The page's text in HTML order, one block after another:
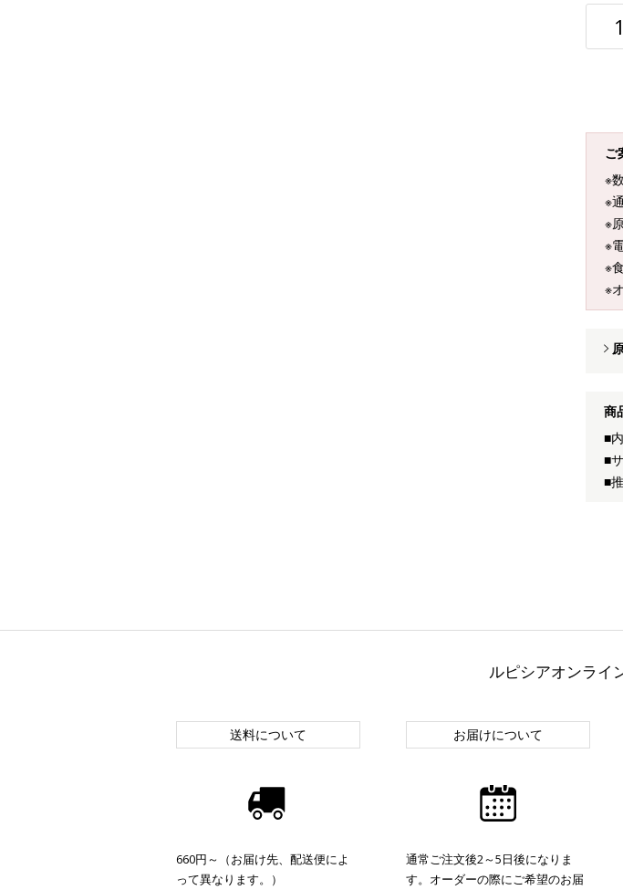
ご
※
※
※
※
※
※
商
■
■
■
ルピシアオンライ
送料について
660円～（お届け先、配送便によ
って異なります。）
お届けについて
通常ご注文後2～5日後になりま
す。オーダーの際にご希望のお届